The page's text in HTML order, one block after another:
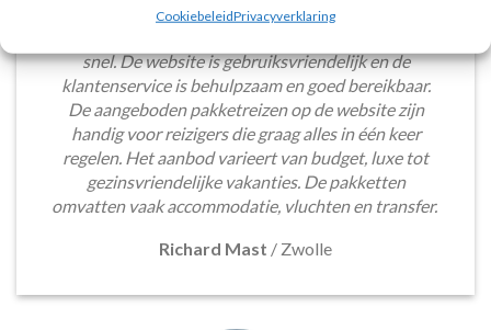
CookiebeleidPrivacyverklaring
Het boeken van een lastminute vakantie via
snel. De website is gebruiksvriendelijk en de
klantenservice is behulpzaam en goed bereikbaar.
De aangeboden pakketreizen op de website zijn
handig voor reizigers die graag alles in één keer
regelen. Het aanbod varieert van budget, luxe tot
gezinsvriendelijke vakanties. De pakketten
omvatten vaak accommodatie, vluchten en transfer.
Richard Mast / Zwolle